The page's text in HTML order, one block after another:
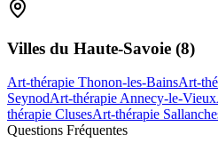
Villes du Haute-Savoie (8)
Art-thérapie Thonon-les-BainsArt-
SeynodArt-thérapie Annecy-le-Vieux
thérapie ClusesArt-thérapie
Questions Fréquentes